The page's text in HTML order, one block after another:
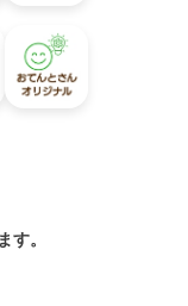
す。